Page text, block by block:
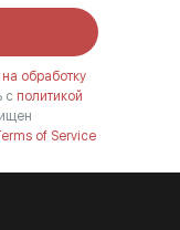
на обработку
с политикой
of Service